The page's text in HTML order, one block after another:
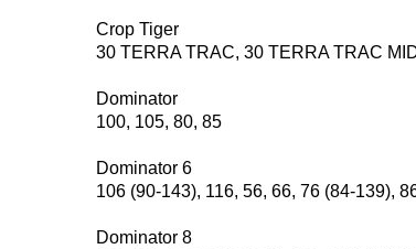
Crop Tiger
30 TERRA TRAC, 30 TERRA TRAC
Dominator
100, 105, 80, 85
Dominator 6
106 (90-143), 116, 56, 66, 76 (84-139),
Dominator 8